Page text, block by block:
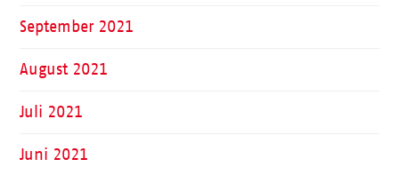
September 2021
August 2021
Juli 2021
Juni 2021